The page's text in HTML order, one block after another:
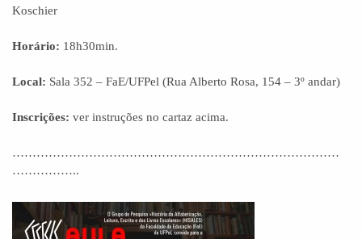
Koschier
Horário: 18h30min.
Local: Sala 352 – FaE/UFPel (Rua Alberto Rosa, 154 – 3º andar)
Inscrições: ver instruções no cartaz acima.
………………………………………………………………………
……………..